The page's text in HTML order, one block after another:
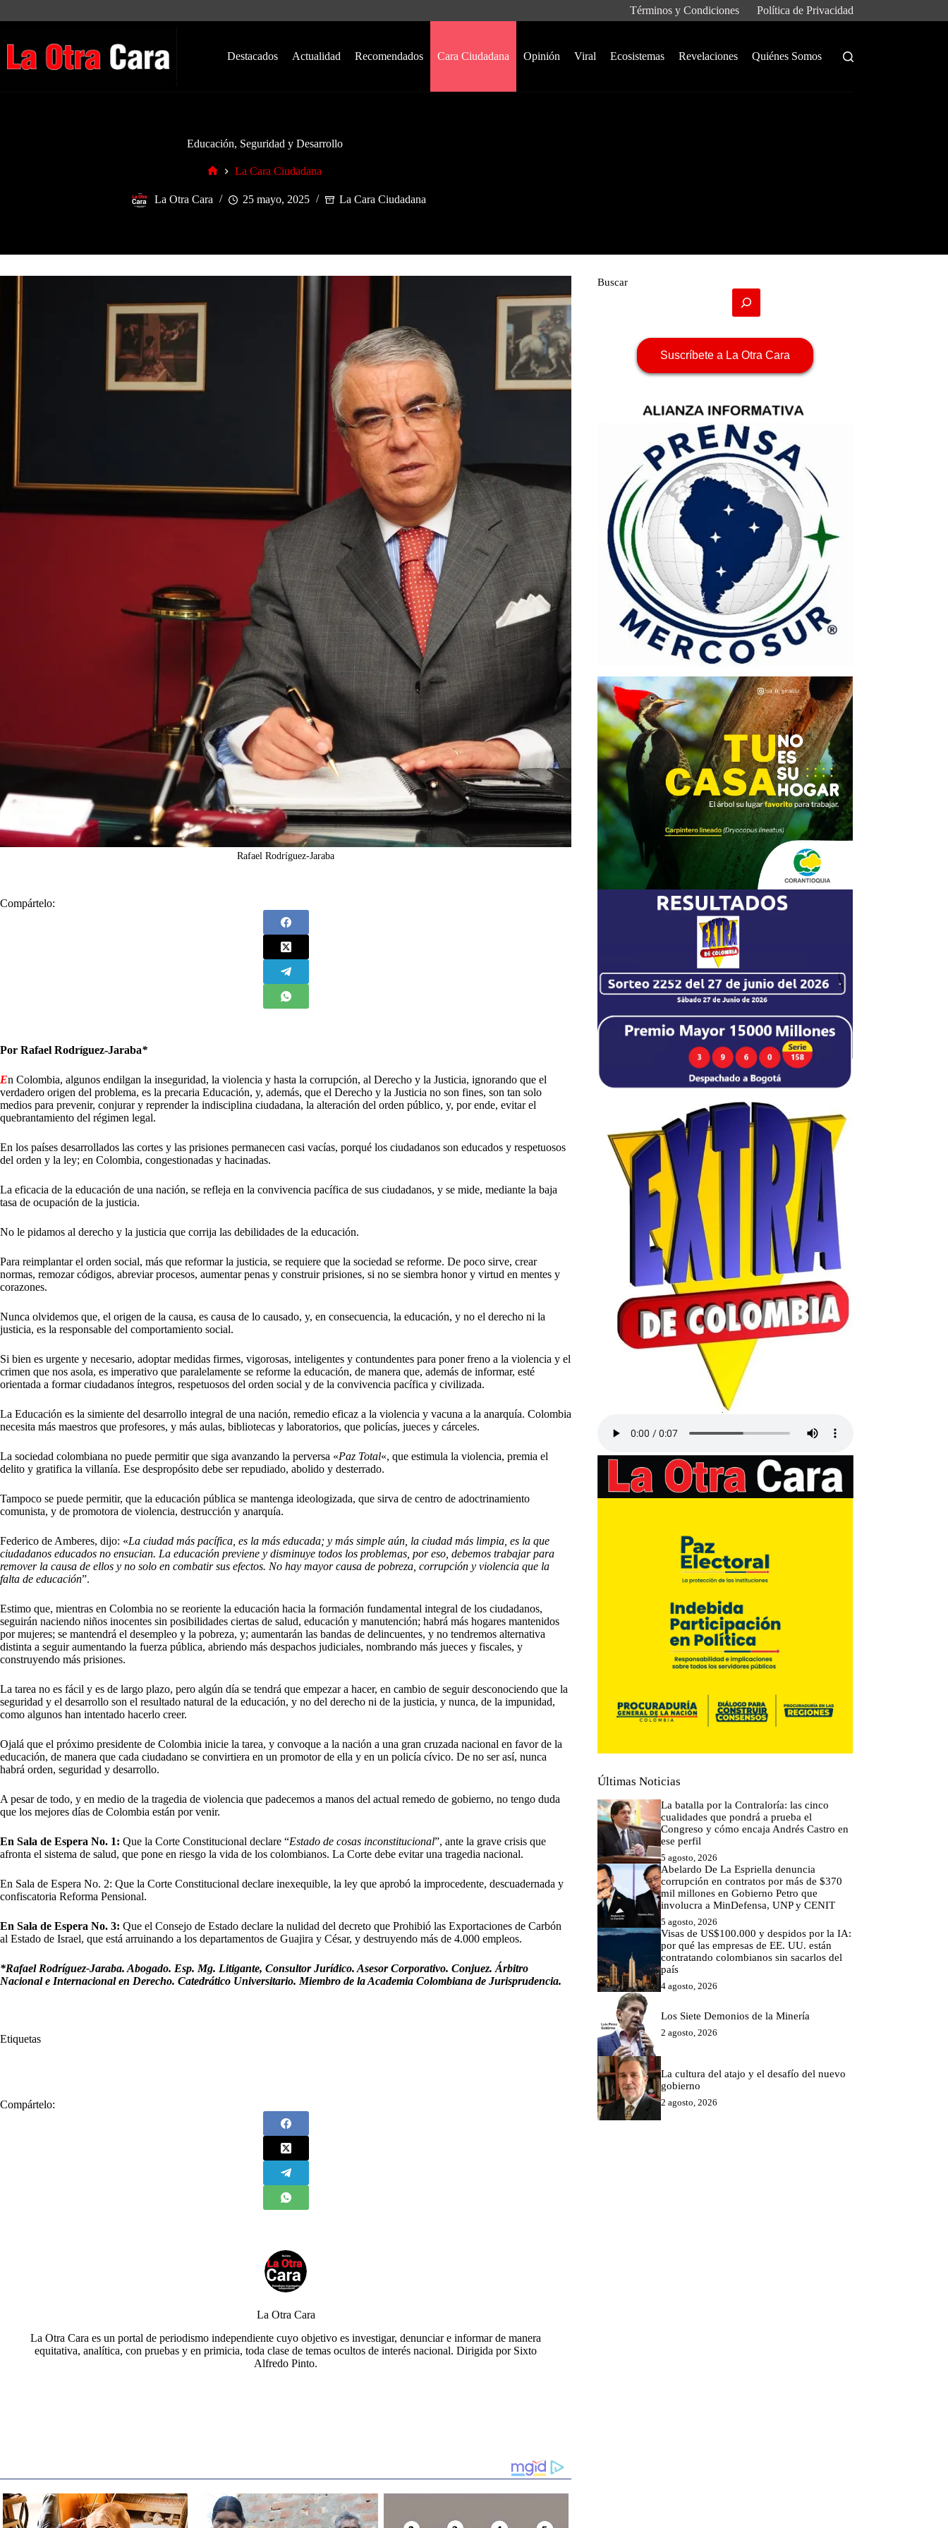
Términos y Condiciones Política de Privacidad
Destacados Actualidad Recomendados Cara Ciudadana Opinión Viral Ecosistemas Revelaciones Quiénes Somos
Educación, Seguridad y Desarrollo
La Cara Ciudadana
La Otra Cara 25 mayo, 2025 La Cara Ciudadana
Rafael Rodríguez-Jaraba
Compártelo:
Por Rafael Rodríguez-Jaraba*
En Colombia, algunos endilgan la inseguridad, la violencia y hasta la corrupción, al Derecho y la Justicia, ignorando que el
verdadero origen del problema, es la precaria Educación, y, además, que el Derecho y la Justicia no son fines, son tan solo
medios para prevenir, conjurar y reprender la indisciplina ciudadana, la alteración del orden público, y, por ende, evitar el
quebrantamiento del régimen legal.
En los países desarrollados las cortes y las prisiones permanecen casi vacías, porqué los ciudadanos son educados y respetuosos
del orden y la ley; en Colombia, congestionadas y hacinadas.
La eficacia de la educación de una nación, se refleja en la convivencia pacífica de sus ciudadanos, y se mide, mediante la baja
tasa de ocupación de la justicia.
No le pidamos al derecho y la justicia que corrija las debilidades de la educación.
Para reimplantar el orden social, más que reformar la justicia, se requiere que la sociedad se reforme. De poco sirve, crear
normas, remozar códigos, abreviar procesos, aumentar penas y construir prisiones, si no se siembra honor y virtud en mentes y
corazones.
Nunca olvidemos que, el origen de la causa, es causa de lo causado, y, en consecuencia, la educación, y no el derecho ni la
justicia, es la responsable del comportamiento social.
Si bien es urgente y necesario, adoptar medidas firmes, vigorosas, inteligentes y contundentes para poner freno a la violencia y el
crimen que nos asola, es imperativo que paralelamente se reforme la educación, de manera que, además de informar, esté
orientada a formar ciudadanos íntegros, respetuosos del orden social y de la convivencia pacífica y civilizada.
La Educación es la simiente del desarrollo integral de una nación, remedio eficaz a la violencia y vacuna a la anarquía. Colombia
necesita más maestros que profesores, y más aulas, bibliotecas y laboratorios, que policías, jueces y cárceles.
La sociedad colombiana no puede permitir que siga avanzando la perversa «Paz Total«, que estimula la violencia, premia el
delito y gratifica la villanía. Ese despropósito debe ser repudiado, abolido y desterrado.
Tampoco se puede permitir, que la educación pública se mantenga ideologizada, que sirva de centro de adoctrinamiento
comunista, y de promotora de violencia, destrucción y anarquía.
Federico de Amberes, dijo: «La ciudad más pacífica, es la más educada; y más simple aún, la ciudad más limpia, es la que
ciudadanos educados no ensucian. La educación previene y disminuye todos los problemas, por eso, debemos trabajar para
remover la causa de ellos y no solo en combatir sus efectos. No hay mayor causa de pobreza, corrupción y violencia que la
falta de educación”.
Estimo que, mientras en Colombia no se reoriente la educación hacia la formación fundamental integral de los ciudadanos,
seguirán naciendo niños inocentes sin posibilidades ciertas de salud, educación y manutención; habrá más hogares mantenidos
por mujeres; se mantendrá el desempleo y la pobreza, y; aumentarán las bandas de delincuentes, y no tendremos alternativa
distinta a seguir aumentando la fuerza pública, abriendo más despachos judiciales, nombrando más jueces y fiscales, y
construyendo más prisiones.
La tarea no es fácil y es de largo plazo, pero algún día se tendrá que empezar a hacer, en cambio de seguir desconociendo que la
seguridad y el desarrollo son el resultado natural de la educación, y no del derecho ni de la justicia, y nunca, de la impunidad,
como algunos han intentado hacerlo creer.
Ojalá que el próximo presidente de Colombia inicie la tarea, y convoque a la nación a una gran cruzada nacional en favor de la
educación, de manera que cada ciudadano se convirtiera en un promotor de ella y en un policía cívico. De no ser así, nunca
habrá orden, seguridad y desarrollo.
A pesar de todo, y en medio de la tragedia de violencia que padecemos a manos del actual remedo de gobierno, no tengo duda
que los mejores días de Colombia están por venir.
En Sala de Espera No. 1: Que la Corte Constitucional declare “Estado de cosas inconstitucional”, ante la grave crisis que
afronta el sistema de salud, que pone en riesgo la vida de los colombianos. La Corte debe evitar una tragedia nacional.
En Sala de Espera No. 2: Que la Corte Constitucional declare inexequible, la ley que aprobó la improcedente, descuadernada y
confiscatoria Reforma Pensional.
En Sala de Espera No. 3: Que el Consejo de Estado declare la nulidad del decreto que Prohibió las Exportaciones de Carbón
al Estado de Israel, que está arruinando a los departamentos de Guajira y César, y destruyendo más de 4.000 empleos.
*Rafael Rodríguez-Jaraba. Abogado. Esp. Mg. Litigante, Consultor Jurídico. Asesor Corporativo. Conjuez. Árbitro
Nacional e Internacional en Derecho. Catedrático Universitario. Miembro de la Academia Colombiana de Jurisprudencia.
Etiquetas
Compártelo:
La Otra Cara
La Otra Cara es un portal de periodismo independiente cuyo objetivo es investigar, denunciar e informar de manera
equitativa, analítica, con pruebas y en primicia, toda clase de temas ocultos de interés nacional. Dirigida por Sixto
Alfredo Pinto.
Buscar
Suscríbete a La Otra Cara
Últimas Noticias
La batalla por la Contraloría: las cinco
cualidades que pondrá a prueba el
Congreso y cómo encaja Andrés Castro en
ese perfil
5 agosto, 2026
Abelardo De La Espriella denuncia
corrupción en contratos por más de $370
mil millones en Gobierno Petro que
involucra a MinDefensa, UNP y CENIT
5 agosto, 2026
Visas de US$100.000 y despidos por la IA:
por qué las empresas de EE. UU. están
contratando colombianos sin sacarlos del
país
4 agosto, 2026
Los Siete Demonios de la Minería
2 agosto, 2026
La cultura del atajo y el desafío del nuevo
gobierno
2 agosto, 2026